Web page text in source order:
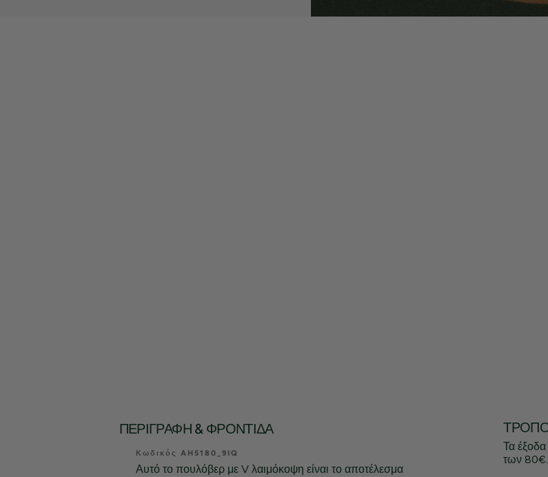
ΠΕΡΙΓΡΑΦΉ & ΦΡΟΝΤΊΔΑ
Κωδικός AH5180_9IQ
Αυτό το πουλόβερ με V λαιμόκοψη είναι το αποτέλεσμα
Τα
των 80€...